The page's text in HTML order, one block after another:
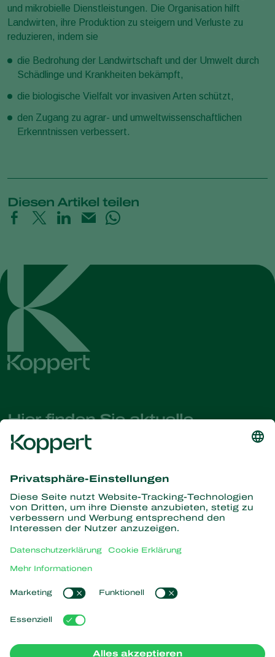
und mikrobielle Dienstleistungen. Die Organisation hilft
Landwirten, ihre Produktion zu steigern und Verluste zu
reduzieren, indem sie
die Bedrohung der Landwirtschaft und der Umwelt durch
Schädlinge und Krankheiten bekämpft,
die biologische Vielfalt vor invasiven Arten schützt,
den Zugang zu agrar- und umweltwissenschaftlichen
Erkenntnissen verbessert.
Diesen Artikel teilen
Hier finden Sie aktuelle
Nachrichten und Informationen
Partners with Nature
Raubmilben
Räuber
Nützliche Mikroorganismen
Bestäubung
Über Koppert
Arbeiten bei Koppert
Kontakt
Koppert One
Koppert Global
Cookies verwalten